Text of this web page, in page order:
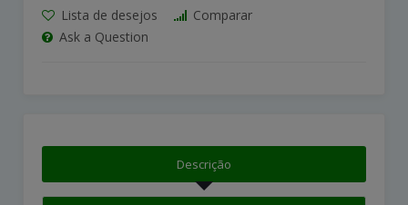
Lista de desejos
Comparar
Ask a Question
Descrição